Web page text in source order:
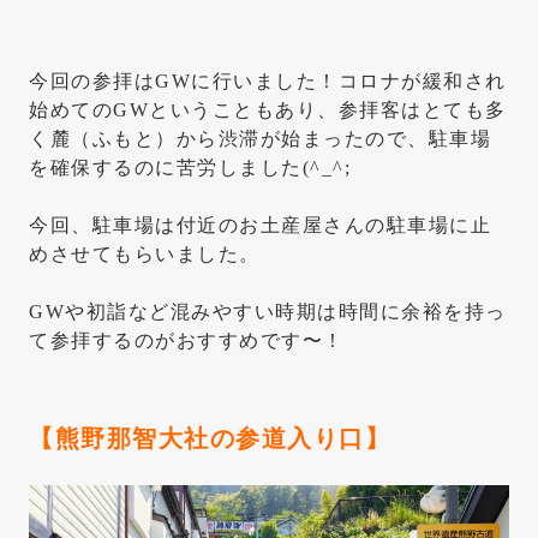
今回の参拝はGWに行いました！コロナが緩和され
始めてのGWということもあり、参拝客はとても多
く麓（ふもと）から渋滞が始まったので、駐車場
を確保するのに苦労しました(^_^;
今回、駐車場は付近のお土産屋さんの駐車場に止
めさせてもらいました。
GWや初詣など混みやすい時期は時間に余裕を持っ
て参拝するのがおすすめです〜！
【熊野那智大社の参道入り口】